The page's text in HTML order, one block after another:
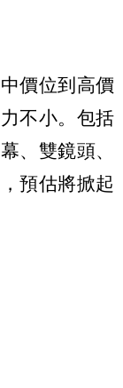
價位到高價
不小。包括
、雙鏡頭、
預估將掀起